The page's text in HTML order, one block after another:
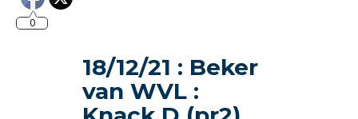
0
18/12/21 : Beker
van WVL :